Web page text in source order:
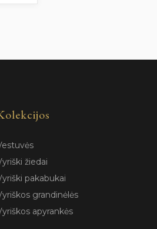
žiedai
pakabukai
grandinėlės
apyrankės